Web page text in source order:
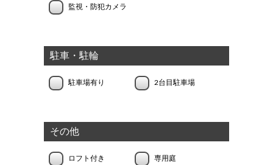
監視・防犯カメラ
駐車・駐輪
駐車場有り 2台目駐車場
その他
ロフト付き 専用庭